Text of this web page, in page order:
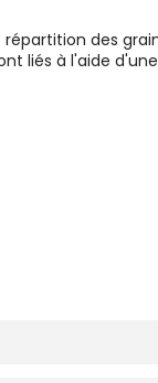
répartition des
liés à l'aide